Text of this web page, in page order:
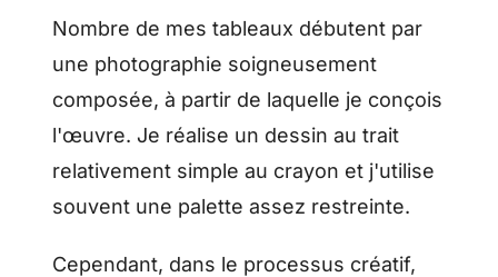
Nombre de mes tableaux débutent par
une photographie soigneusement
composée, à partir de laquelle je conçois
l'œuvre. Je réalise un dessin au trait
relativement simple au crayon et j'utilise
souvent une palette assez restreinte.
Cependant, dans le processus créatif,